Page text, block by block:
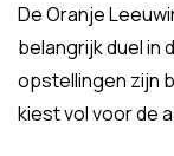
De Oranje
belangrijk duel in
opstellingen zijn
kiest vol voor de